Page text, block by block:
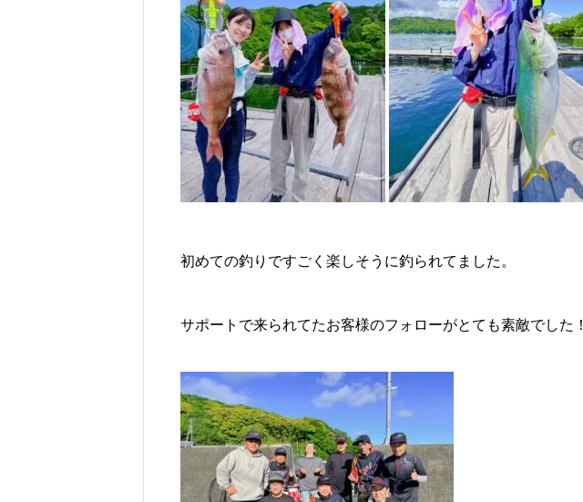
初めての釣りですごく楽しそうに釣られてました。
サポートで来られてたお客様のフォローがとても素敵でした！